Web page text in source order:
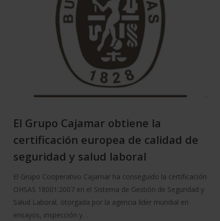
El Grupo Cajamar obtiene la
certificación europea de calidad de
seguridad y salud laboral
El Grupo Cooperativo Cajamar ha conseguido la certificación
OHSAS 18001:2007 en el Sistema de Gestión de Seguridad y
Salud Laboral, otorgada por la agencia líder mundial en
ensayos, inspección y…